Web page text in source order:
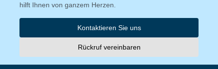
hilft Ihnen von ganzem Herzen.
Kontaktieren Sie uns
Rückruf vereinbaren